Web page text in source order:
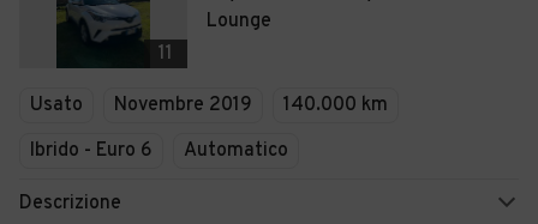
11
Lounge
Usato Novembre 2019
140.000 km
Ibrido - Euro 6
Automatico
Descrizione